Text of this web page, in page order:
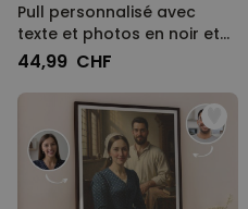
Pull personnalisé avec
texte et photos en noir et
blanc
44,99 CHF